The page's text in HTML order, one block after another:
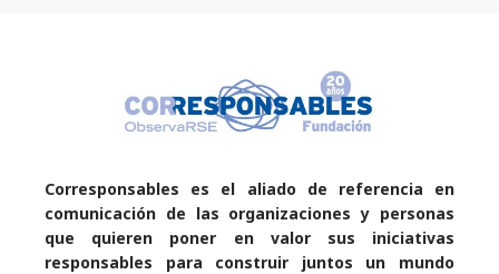
Corresponsables es el aliado de referencia en
comunicación de las organizaciones y personas
que quieren poner en valor sus iniciativas
responsables para construir juntos un mundo